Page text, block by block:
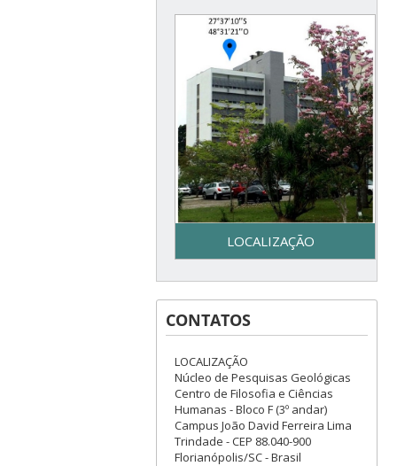
LOCALIZAÇÃO
Secretaria do Programa de
Pós-Graduação em Geologia
– UFSC - Centro de Filosofia e
Ciências Humanas - Bloco F –
3º piso - Campus Reitor João
David Ferreira Lima - Trindade
– Florianópolis, SC
CONTATOS
LOCALIZAÇÃO
Núcleo de Pesquisas Geológicas
Centro de Filosofia e Ciências
Humanas - Bloco F (3º andar)
Campus João David Ferreira Lima
Trindade - CEP 88.040-900
Florianópolis/SC - Brasil